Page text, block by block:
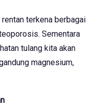
terkena berbagai
Sementara
tulang kita akan
magnesium,